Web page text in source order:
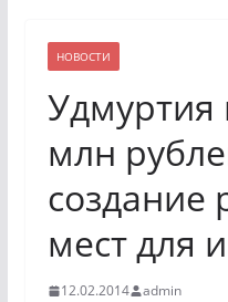
НОВОСТИ
Удмуртия
млн
создание
мест для
12.02.2014 admin